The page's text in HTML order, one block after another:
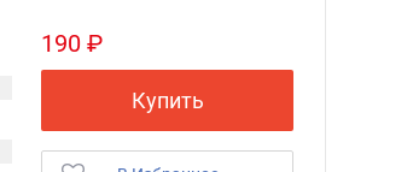
190 ₽
Купить